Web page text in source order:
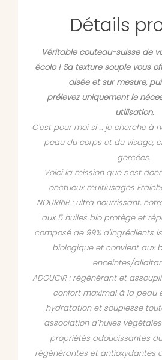
Détails
Véritable couteau-suisse de
écolo ! Sa texture souple vous
aisée et sur mesure,
prélevez uniquement le
utilisation.
C'est pour moi si ... je cherche à
peau du corps et du visage,
gercées.
Voici la mission que s'est
onctueux multiusages
NOURRIR : ultra nourrissant,
aux 5 huiles bio protège et
composé de 99% d'ingrédients
biologique et convient aux
enceintes/
ADOUCIR : régénérant et
confort maximal à la peau
hydratation et souplesse
association d’huiles
propriétés adoucissantes
régénérantes et antioxydantes